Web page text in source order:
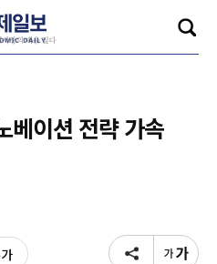
베이션 전략 가속